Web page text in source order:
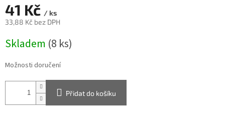
41 Kč / ks
33,88 Kč bez DPH
cena:
Skladem (8 ks)
Možnosti doručení
Přidat do košíku